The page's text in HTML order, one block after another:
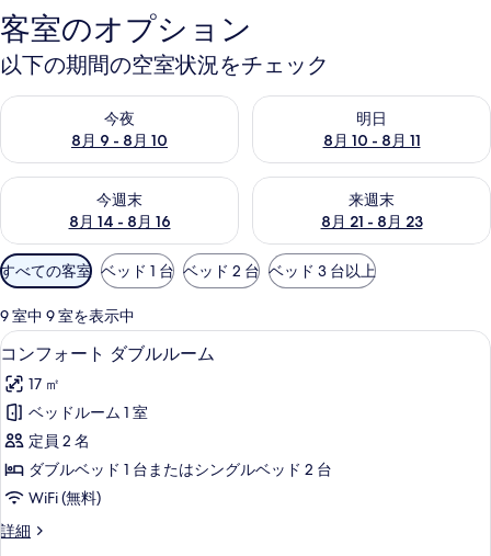
ャ
ラ
リ
客室のオプション
以下の期間の空室状況をチェック
今夜
8月 9 - 8月 10
今夜 8月 9 - 8月 10 の空室状況をチェック
明日
8月 10 - 8月 11
明日 8月 10 - 8月 11 の空室状
今週末
8月 14 - 8月 16
今週末 8月 14 - 8月 16 の空室状況をチェック
来週末
8月 21 - 8月 23
来週末 8月 21 - 8月 23 の空室
利
用
可
能
な
客
室
の
り
込
み
すべての客室 ベッド 1 台 ベッド 2 台 ベッド 3 台以上
9 室中 9 室を表示中
コ
ン
フ
ォ
ー
ト
ブ
高級寝具、ノートパソコン用作業ス
8
コンフォート ダブルルーム
17 ㎡
ベッドルーム 1 室
定員 2 名
ダブルベッド 1 台またはシングルベッド 2 台
WiFi (無料)
詳細
コ